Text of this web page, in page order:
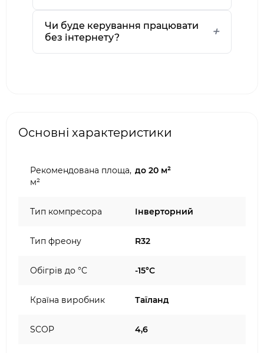
Чи буде керування працювати
без інтернету?
Основні характеристики
Рекомендована площа,
м²
до 20 м²
Тип компресора Інверторний
Тип фреону R32
Обігрів до °C -15°C
Країна виробник Таїланд
SCOP 4,6